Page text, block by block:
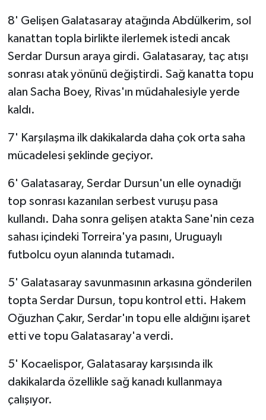
8' Gelişen Galatasaray atağında Abdülkerim, sol
kanattan topla birlikte ilerlemek istedi ancak
Serdar Dursun araya girdi. Galatasaray, taç atışı
sonrası atak yönünü değiştirdi. Sağ kanatta topu
alan Sacha Boey, Rivas'ın müdahalesiyle yerde
kaldı.
7' Karşılaşma ilk dakikalarda daha çok orta saha
mücadelesi şeklinde geçiyor.
6' Galatasaray, Serdar Dursun'un elle oynadığı
top sonrası kazanılan serbest vuruşu pasa
kullandı. Daha sonra gelişen atakta Sane'nin ceza
sahası içindeki Torreira'ya pasını, Uruguaylı
futbolcu oyun alanında tutamadı.
5' Galatasaray savunmasının arkasına gönderilen
topta Serdar Dursun, topu kontrol etti. Hakem
Oğuzhan Çakır, Serdar'ın topu elle aldığını işaret
etti ve topu Galatasaray'a verdi.
5' Kocaelispor, Galatasaray karşısında ilk
dakikalarda özellikle sağ kanadı kullanmaya
çalışıyor.